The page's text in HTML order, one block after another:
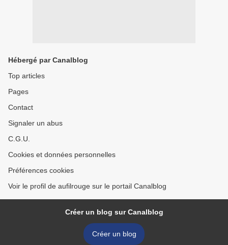
Hébergé par Canalblog
Top articles
Pages
Contact
Signaler un abus
C.G.U.
Cookies et données personnelles
Préférences cookies
Voir le profil de aufilrouge sur le portail Canalblog
Créer un blog sur Canalblog
Créer un blog